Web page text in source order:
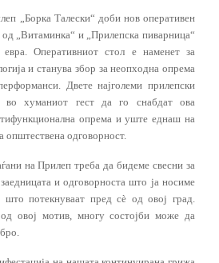
„Борка Талески“ доби нов оперативен
од „Витаминка“ и „Прилепска пиварница“
евра.Оперативниот стол е наменет за
и станува збор за неопходна опрема
Двете најголеми прилепски
во хуманиот гест да го снабдат ова
опрема и уште еднаш на
општествена одговорност.
на Прилеп треба да бидеме свесни за
и одговорноста што ја носиме
што потекнуваат пред сè од овој град.
овој мотив, многу состојби може да